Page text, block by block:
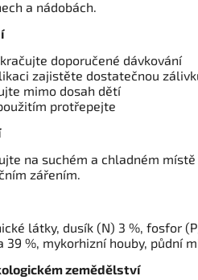
a nádobách.
doporučené dávkování
zajistěte dostatečnou
mimo dosah dětí
protřepejte
na suchém a chladném
zářením.
látky, dusík (N) 3 %, fosfor
39 %, mykorhizní houby, půdní
zemědělství